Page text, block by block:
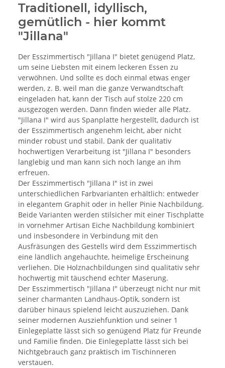
Traditionell, idyllisch,
gemütlich - hier kommt
"Jillana"
Der Esszimmertisch "Jillana I" bietet genügend Platz,
um seine Liebsten mit einem leckeren Essen zu
verwöhnen. Und sollte es doch einmal etwas enger
werden, z. B. weil man die ganze Verwandtschaft
eingeladen hat, kann der Tisch auf stolze 220 cm
ausgezogen werden. Dann finden wieder alle Platz.
"Jillana I" wird aus Spanplatte hergestellt, dadurch ist
der Esszimmertisch angenehm leicht, aber nicht
minder robust und stabil. Dank der qualitativ
hochwertigen Verarbeitung ist "Jillana I" besonders
langlebig und man kann sich noch lange an ihm
erfreuen.
Der Esszimmertisch "Jillana I" ist in zwei
unterschiedlichen Farbvarianten erhältlich: entweder
in elegantem Graphit oder in heller Pinie Nachbildung.
Beide Varianten werden stilsicher mit einer Tischplatte
in vornehmer Artisan Eiche Nachbildung kombiniert
und insbesondere in Verbindung mit den
Ausfräsungen des Gestells wird dem Esszimmertisch
eine ländlich angehauchte, heimelige Erscheinung
verliehen. Die Holznachbildungen sind qualitativ sehr
hochwertig mit täuschend echter Maserung.
Der Esszimmertisch "Jillana I" überzeugt nicht nur mit
seiner charmanten Landhaus-Optik, sondern ist
darüber hinaus spielend leicht auszuziehen. Dank
seiner modernen Ausziehfunktion und seiner 1
Einlegeplatte lässt sich so genügend Platz für Freunde
und Familie finden. Die Einlegeplatte lässt sich bei
Nichtgebrauch ganz praktisch im Tischinneren
verstauen.